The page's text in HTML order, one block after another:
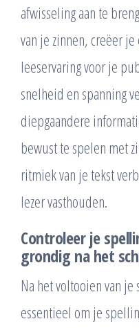
afwisseling aan te
van je zinnen, creëer
leeservaring voor je
snelheid en spanning
diepgaandere
bewust te spelen met
ritmiek van je tekst
lezer vasthouden.
Controleer je
grondig na het
Na het voltooien van
essentieel om je